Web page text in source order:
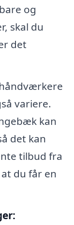
og
skal du
det
variere.
kan
det kan
tilbud fra
du får en